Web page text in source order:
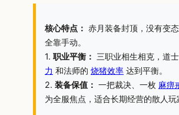
核心特点： 赤月装备封顶，没有变
全靠手动。
1. 职业平衡： 三职业相生相克，道
力 和法师的 烧猪效率 达到平衡。
2. 装备保值： 一把裁决、一枚 麻痹
为全服焦点，适合长期经营的散人玩